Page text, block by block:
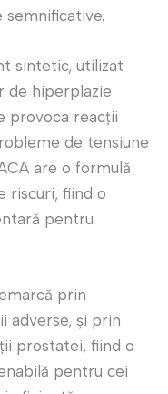
sintetic, utilizat
de hiperplazie
provoca reacții
de tensiune
are o formulă
riscuri, fiind o
pentru
prin
adverse, și prin
prostatei, fiind o
pentru cei